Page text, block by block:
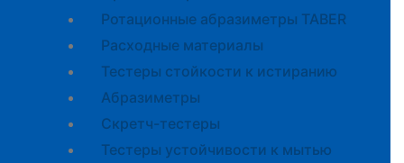
Ротационные абразиметры TABER
Расходные материалы
Тестеры стойкости к истиранию
Абразиметры
Скретч-тестеры
Тестеры устойчивости к мытью